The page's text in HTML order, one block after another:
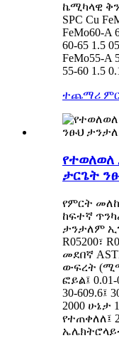
ኬሚካላዊ
SPC Cu
FeMo60-A
60-65 1.5
FeMo55-A
55-60 1.5
ተጨማሪ
ታርጌት
የምርት
ከፍተኛ
ታንታለም
R05200፣
መደበኛ
ውፍረት
ፎይል፤ 0.01-
30-609.6፤
2000 ሁኔታ
የተጠቀለለ፤